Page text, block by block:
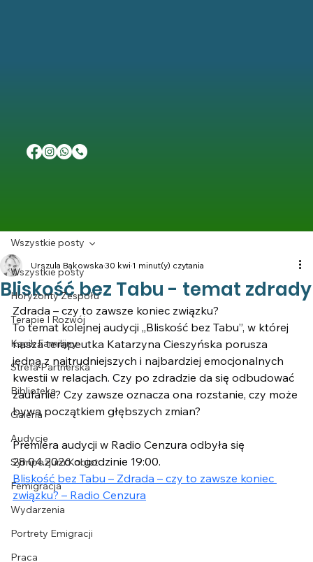
Wszystkie posty
Horyzonty Zespołu
Terapie I Rozwój
Kącik Familijny
Strefa Partnerska
Biblioteka
Galeria
Audycje
Sympozjum Kobiet
Femigracja
Wydarzenia
Portrety Emigracji
Praca
Wszystkie posty
Bliskość bez Tabu - temat zdrady
Urszula Bąkowska 30 kwi 1 minut(y) czytania
Zdrada – czy to zawsze koniec związku?
To temat kolejnej audycji „Bliskość bez Tabu”, w której
nasza terapeutka Katarzyna Cieszyńska porusza
jedną z najtrudniejszych i najbardziej emocjonalnych
kwestii w relacjach. Czy po zdradzie da się odbudować
zaufanie? Czy zawsze oznacza ona rozstanie, czy może
bywa początkiem głębszych zmian?
Premiera audycji w Radio Cenzura odbyła się
28.04.2026 o godzinie 19:00.
Bliskość bez Tabu – Zdrada – czy to zawsze koniec
związku? – Radio Cenzura